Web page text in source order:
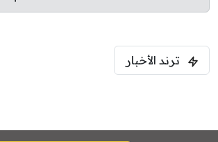
ترند الأخبار